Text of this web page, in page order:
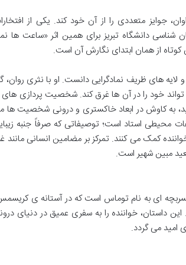
جوایز متعددی را از آن خود کند. یکی از
شناسی دانشگاه تبریز برای همین اثر «ساعت ها
از همان ابتدای نگارش آن است.
های ظریف نمادگرایی دانست. او با نثری روان،
تواند خود را در آن ها غرق کند. شخصیت پردازی های
به کاوش در ابعاد خاکستری و درونی شخصیت ها
محیطی استاد است؛ توصیفاتی که صرفاً جنبه
کمک می کنند. تمرکز بر مضامین انسانی مانند
مبین شهیر است.
ای به نام توماس است که در آستانه ی
داستان، خواننده را به سفری عمیق در دنیای
امید می گردد.